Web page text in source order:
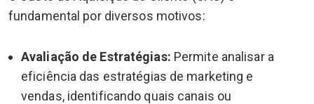
fundamental por diversos motivos:
Avaliação de Estratégias: Permite analisar a
eficiência das estratégias de marketing e
vendas, identificando quais canais ou